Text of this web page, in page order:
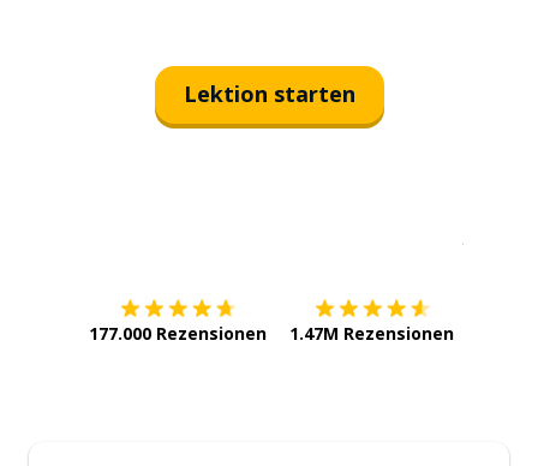
Lektion starten
177.000 Rezensionen 1.47M Rezensionen